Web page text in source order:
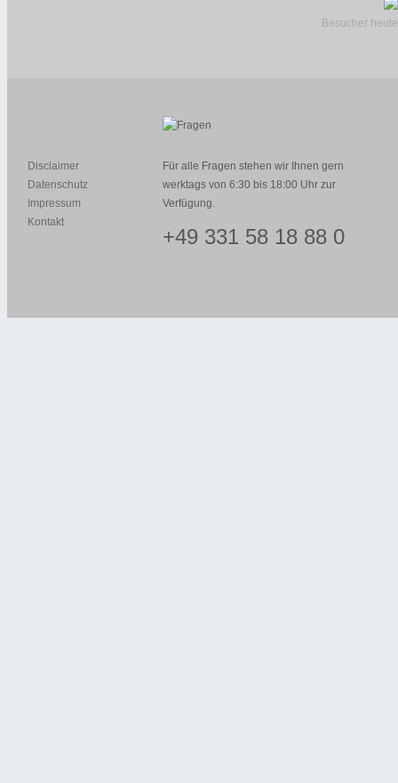
Besucher
Disclaimer
Datenschutz
Impressum
Kontakt
Für alle Fragen stehen wir Ihnen gern
werktags von 6:30 bis 18:00 Uhr zur
Verfügung.
+49 331 58 18 88 0